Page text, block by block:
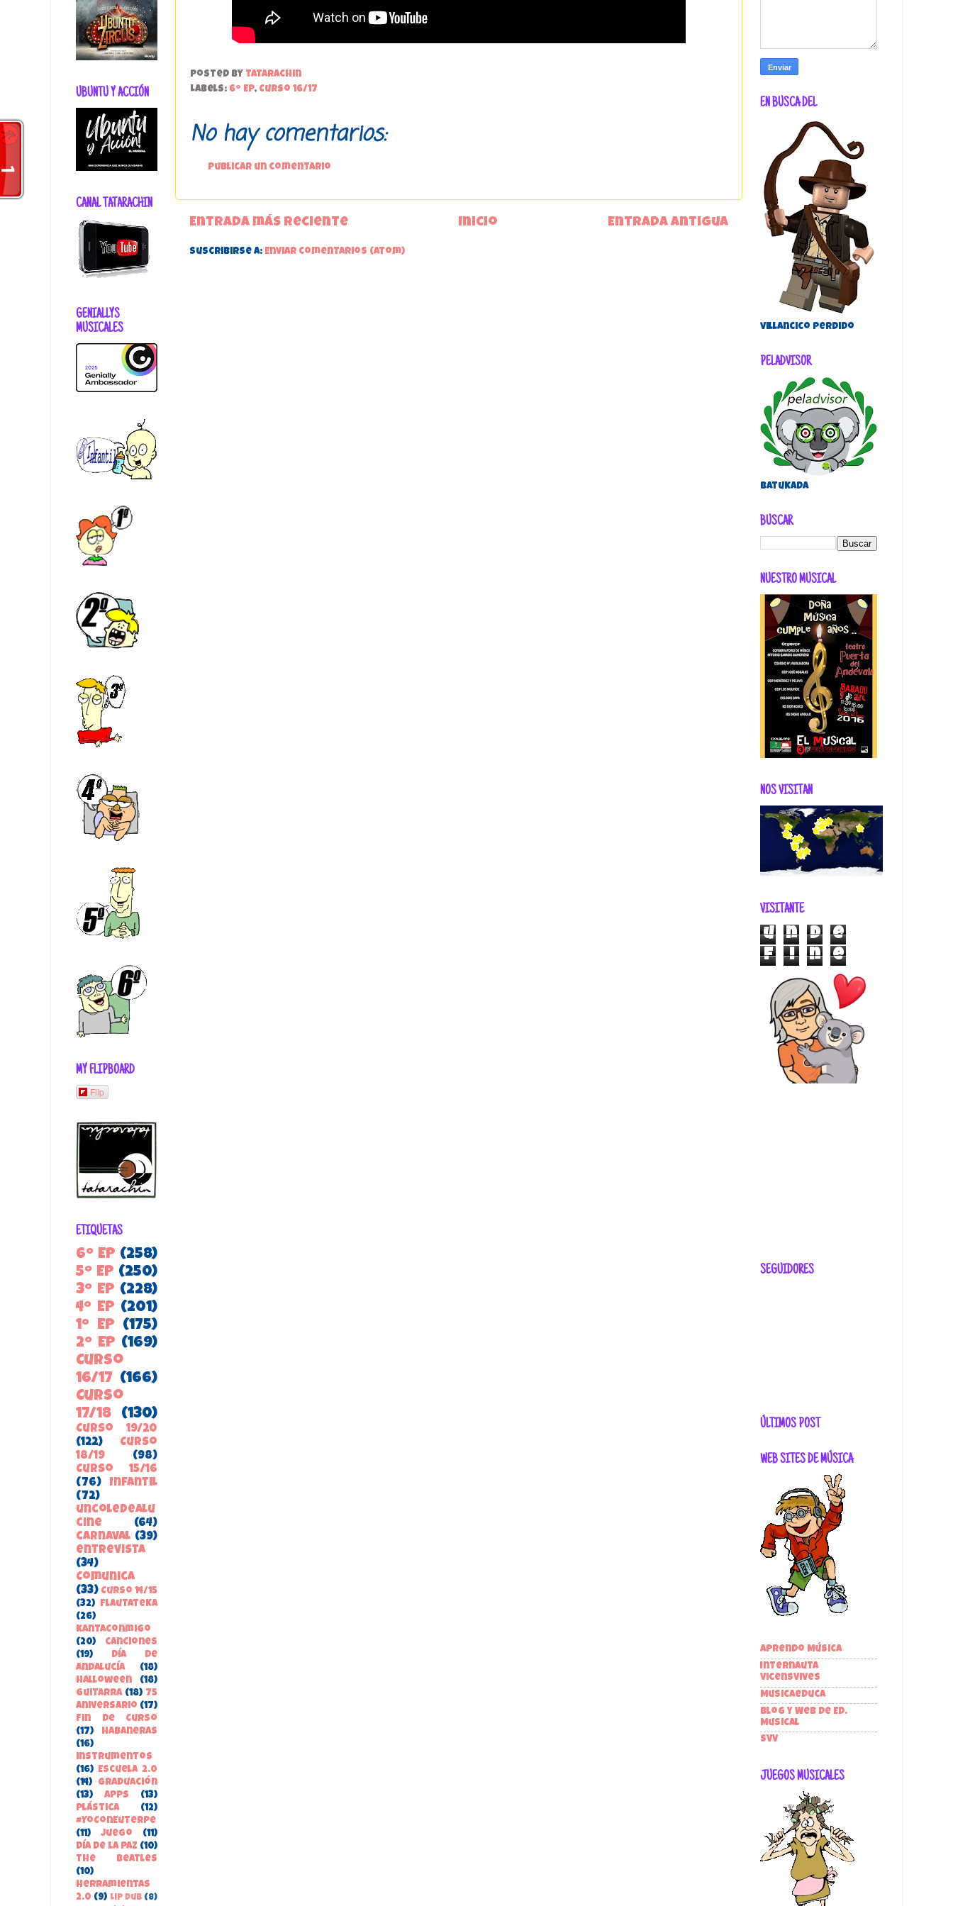
Posted by tatarachin
Labels: 6º EP, Curso 16/17
No hay comentarios:
Publicar un comentario
Entrada más reciente Entrada antigua
Inicio
Suscribirse a: Enviar comentarios (Atom)
UBUNTU Y ACCIÓN
CANAL TATARACHIN
GENIALLYS
MUSICALES
MY FLIPBOARD
Flip
ETIQUETAS
6º EP (258)
5º EP (250)
3º EP (228)
4º EP (201)
1º EP
(175)
2º EP (169)
Curso
16/17 (166)
Curso
17/18
(130)
Curso 19/20
(122)
Curso
18/19
(98)
Curso 15/16
(76)
Infantil
(72)
uncoledealu
cine
(64)
carnaval (39)
entrevista
(34)
ComunicA
(33) Curso 14/15
(32)
FlautateKa
(26)
kantaconmigo
(20)
canciones
(19)
Día de
Andalucía
(18)
Halloween
(18)
guitarra (18) 75
aniversario (17)
Fin de Curso
(17)
habaneras
(16)
instrumentos
(16) Escuela 2.0
(14)
Graduación
(13)
apps
(13)
Plástica
(12)
#YoConEuterpe
(11)
juego
(11)
Día de la Paz (10)
the beatles
(10)
herramientas
2.0 (9) Lip Dub (8)
EN BUSCA DEL
villancico perdido
PELADVISOR
Batukada
BUSCAR
NUESTRO MUSICAL
NOS VISITAN
VISITANTE
u n d
e
f
i n
e
SEGUIDORES
ÚLTIMOS POST
WEB SITES DE MÚSICA
Aprendo Música
Internauta
VicensVives
Musicaeduca
Blog y Web de Ed.
Musical
SVV
JUEGOS MUSICALES